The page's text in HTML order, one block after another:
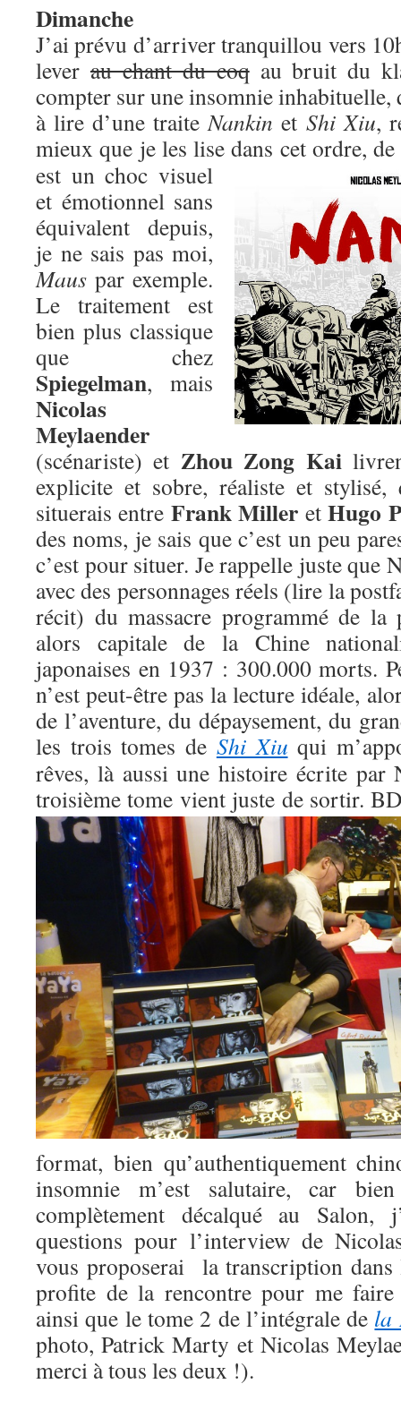
Dimanche
J’ai prévu d’arriver tranquillou vers
lever au chant du coqau bruit du
compter sur une insomnie inhabituelle,
à lire d’une traiteNankin et Shi Xiu,
mieux que je les lise dans cet ordre,
est un choc visuel
et émotionnel sans
équivalent depuis,
je ne sais pas moi,
Maus par exemple.
Le traitement est
bien plus classique
que chez
Spiegelman, mais
Nicolas
Meylaender
(scénariste) et Zhou Zong Kai
explicite et sobre, réaliste et stylisé,
situerais entre Frank Miller etHugo
des noms, je sais que c’est un peu
c’est pour situer. Je rappelle juste que
avec des personnages réels (lire la
récit) du massacre programmé de la
alors capitale de la Chine
japonaises en 1937 : 300.000 morts.
n’est peut-être pas la lecture idéale,
de l’aventure, du dépaysement, du
les trois tomes de Shi Xiu qui
rêves, là aussi une histoire écrite par
troisième tome vient juste de sortir.
format, bien qu’authentiquement
insomnie m’est salutaire, car
complètement décalqué au Salon,
questions pour l’interview de
vous proposerai la transcription dans
profite de la rencontre pour me faire
ainsi que le tome 2 de l’intégrale de la
photo, Patrick Marty et Nicolas
merci à tous les deux !).